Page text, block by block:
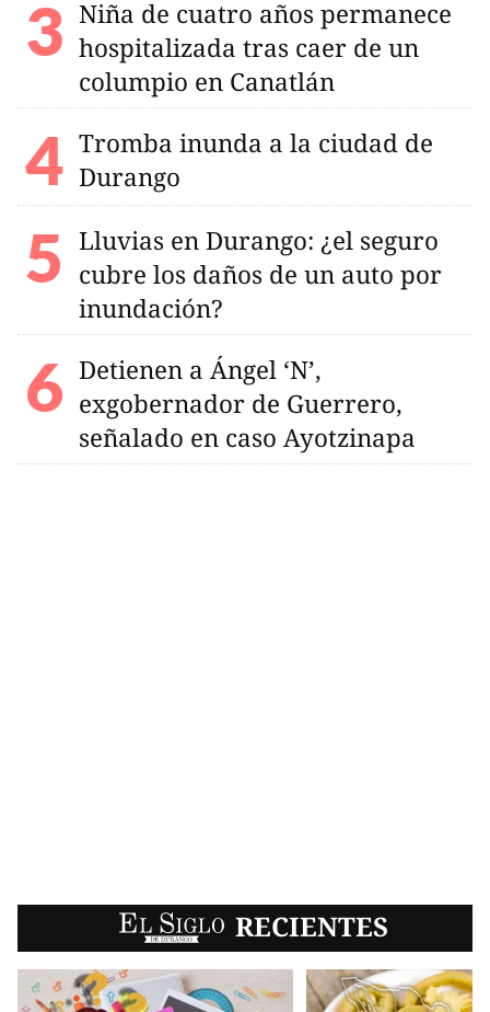
Niña de cuatro años permanece
hospitalizada tras caer de un
columpio en Canatlán
Tromba inunda a la ciudad de
Durango
Lluvias en Durango: ¿el seguro
cubre los daños de un auto por
inundación?
Detienen a Ángel ‘N’,
exgobernador de Guerrero,
señalado en caso Ayotzinapa
EL SIGLO RECIENTES